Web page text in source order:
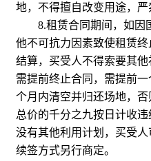
地，不得擅自改变用途，严
8.租赁合同期间，如因
他不可抗力因素致使租赁
结算，买受人不得索要其
需提前终止合同，需提前
个月内清空并归还场地，
总价的千分之九按日计收
没有其他利用计划，买受人
续签方式另行商定。